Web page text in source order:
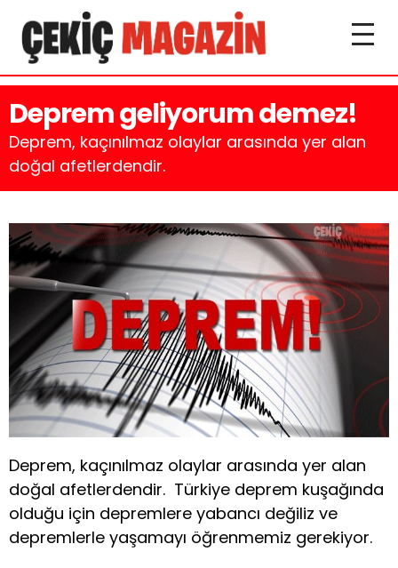
Deprem geliyorum demez!
Deprem, kaçınılmaz olaylar arasında yer alan
doğal afetlerdendir.
Deprem, kaçınılmaz olaylar arasında yer alan
doğal afetlerdendir. Türkiye deprem kuşağında
olduğu için depremlere yabancı değiliz ve
depremlerle yaşamayı öğrenmemiz gerekiyor.